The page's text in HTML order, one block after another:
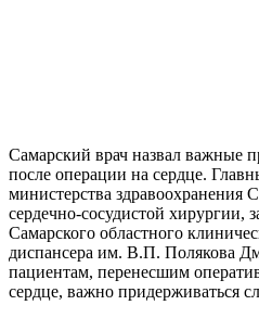
Самарский врач назвал важные
после операции на сердце.
министерства здравоохранения
сердечно-сосудистой хирургии,
Самарского областного
диспансера им. В.П. Полякова
пациентам, перенесшим
сердце, важно придерживаться